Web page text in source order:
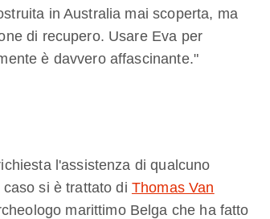
in Australia mai scoperta, ma
di recupero. Usare Eva per
è davvero affascinante."
l'assistenza di qualcuno
si è trattato di Thomas Van
marittimo Belga che ha fatto